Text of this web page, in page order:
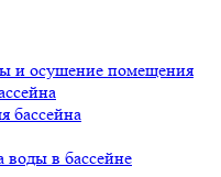
и осушение помещения
бассейна
воды в бассейне